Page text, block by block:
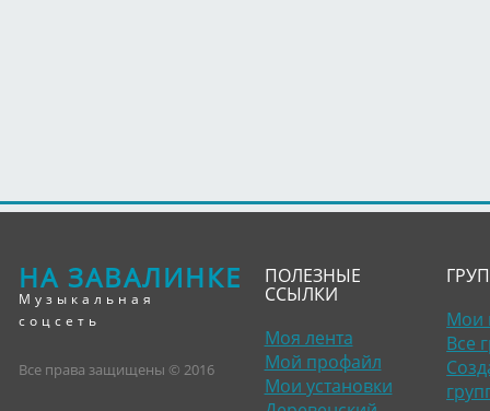
НА ЗАВАЛИНКЕ
Музыкальная
соцсеть
Все права защищены © 2016
ПОЛЕЗНЫЕ
ССЫЛКИ
Моя лента
Мой профайл
Мои установки
Мои
Все